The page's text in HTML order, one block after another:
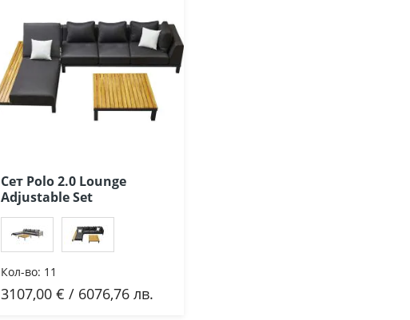
Сет Polo 2.0 Lounge
Adjustable Set
Кол-во: 11
3107,00 € / 6076,76 лв.
Добави